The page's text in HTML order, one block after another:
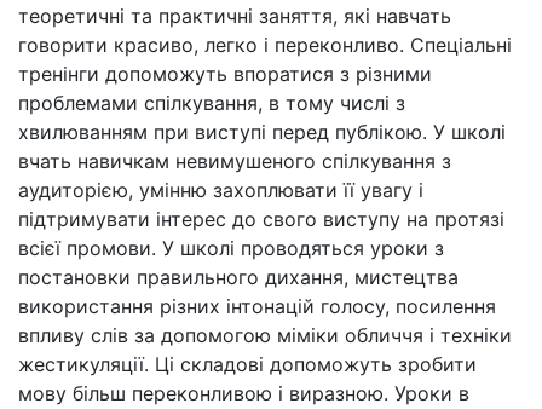
теоретичні та практичні заняття, які навчать
говорити красиво, легко і переконливо. Спеціальні
тренінги допоможуть впоратися з різними
проблемами спілкування, в тому числі з
хвилюванням при виступі перед публікою. У школі
вчать навичкам невимушеного спілкування з
аудиторією, умінню захоплювати її увагу і
підтримувати інтерес до свого виступу на протязі
всієї промови. У школі проводяться уроки з
постановки правильного дихання, мистецтва
використання різних інтонацій голосу, посилення
впливу слів за допомогою міміки обличчя і техніки
жестикуляції. Ці складові допоможуть зробити
мову більш переконливою і виразною. Уроки в